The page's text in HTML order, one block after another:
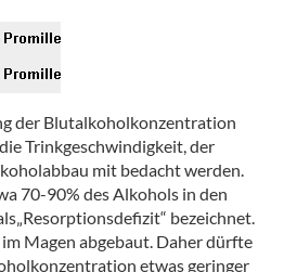
der Blutalkoholkonzentration
Trinkgeschwindigkeit, der
mit bedacht werden.
70-90% des Alkohols in den
bezeichnet.
Magen abgebaut. Daher dürfte
etwas geringer